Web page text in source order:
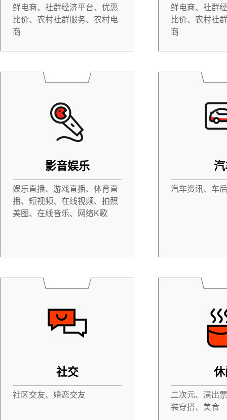
鲜电商、社群经济平台、优惠
比价、农村社群服务、农村电
商
鲜电商、社群
比价、农村社
商
影音娱乐
娱乐直播、游戏直播、体育直
播、短视频、在线视频、拍照
美图、在线音乐、网络K歌
汽车资讯、车
社交
社区交友、婚恋交友
二次元、演出
装穿搭、美食